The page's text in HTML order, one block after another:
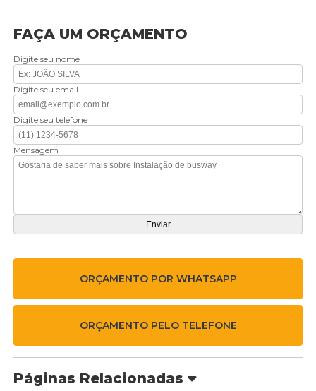
FAÇA UM ORÇAMENTO
Digite seu nome
Digite seu email
Digite seu telefone
Mensagem
ORÇAMENTO POR WHATSAPP
ORÇAMENTO PELO TELEFONE
Páginas Relacionadas